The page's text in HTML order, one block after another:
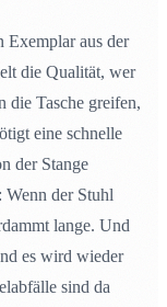
Exemplar aus der
die Qualität, wer
die Tasche greifen,
eine schnelle
der Stange
Wenn der Stuhl
lange. Und
es wird wieder
sind da